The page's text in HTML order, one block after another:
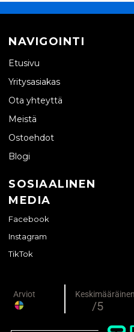
NAVIGOINTI
Etusivu
Yritysasiakas
Ota yhteyttä
Meistä
Ostoehdot
Blogi
SOSIAALINEN
MEDIA
Facebook
Instagram
TikTok